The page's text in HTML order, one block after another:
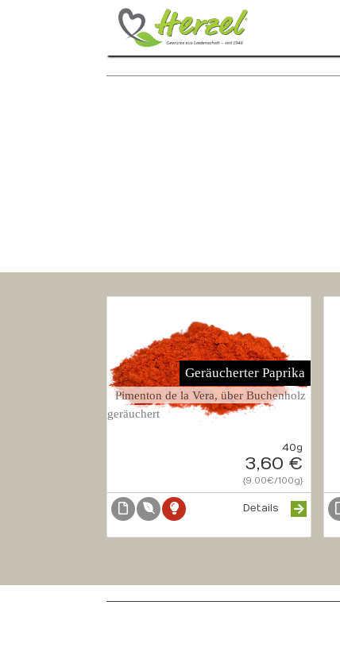
Geräucherter Paprika
Pimenton de la Vera, über Buchenholz
geräuchert
40g
3,60 €
{9.00€/100g}
Details